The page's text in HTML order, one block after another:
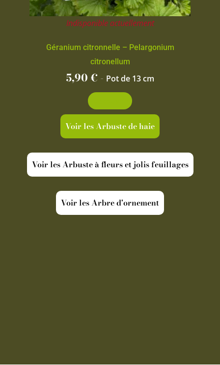
Indisponible actuellement
Géranium citronnelle – Pelargonium
citronellum
5,90€ - Pot de 13 cm
Voir les Arbuste de haie
Voir les Arbuste à fleurs et jolis feuillages
Voir les Arbre d'ornement